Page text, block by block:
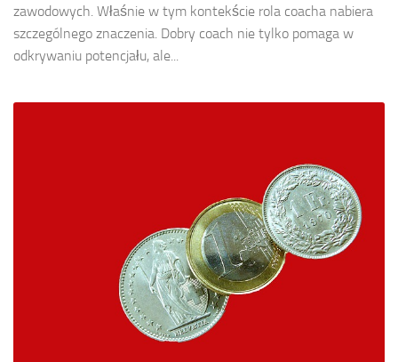
zawodowych. Właśnie w tym kontekście rola coacha nabiera
szczególnego znaczenia. Dobry coach nie tylko pomaga w
odkrywaniu potencjału, ale...